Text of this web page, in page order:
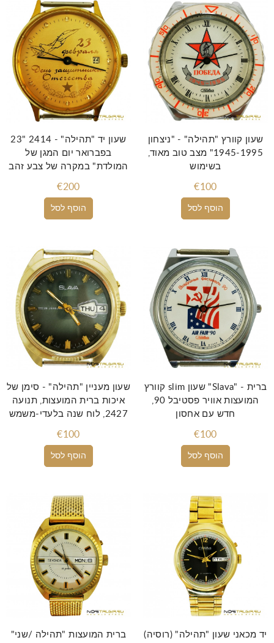
הוסף לסל
שעון יד "תהילה" - 2414 "23
בפברואר יום המגן של
המולדת" במקרה של צבע זהב
€200
הוסף לסל
שעון קוורץ "תהילה" - "ניצחון
1945-1995" מצב טוב מאוד,
בשימוש
€100
הוסף לסל
שעון מעניין "תהילה" - סימן של
איכות ברית המועצות, תנועה
2427, לוח שנה בלעדי-משמש
€100
הוסף לסל
קוורץ slim שעון "Slava" - ברית
המועצות אוויר פסטיבל 90,
חדש עם אחסון
€100
ברית המועצות "תהילה /שני"
יד מכאני שעון "תהילה" (רוסיה)